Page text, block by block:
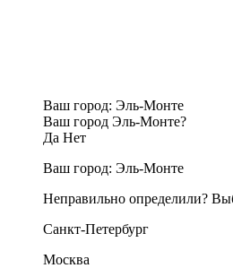
Ваш город: Эль-Монте
Ваш город Эль-Монте?
Да Нет
Ваш город: Эль-Монте
Неправильно определили?
Санкт-Петербург
Москва